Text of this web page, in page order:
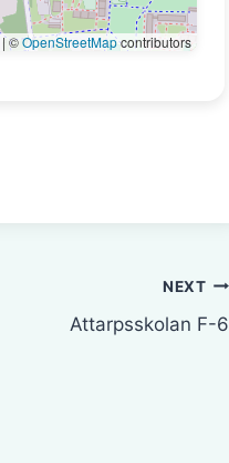
|©OpenStreetMapcontributors
NEXT
Attarpsskolan F-6